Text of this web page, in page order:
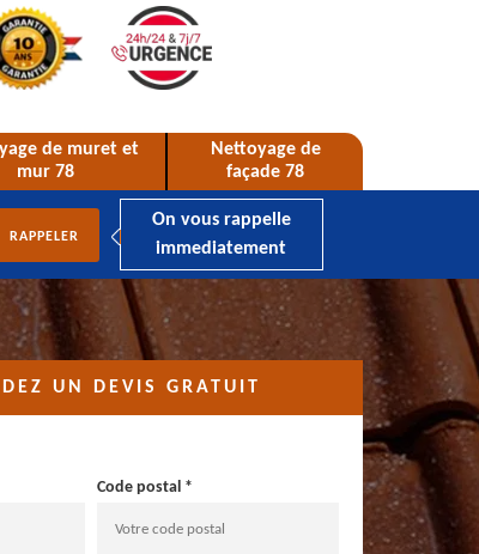
de muret et
mur 78
Nettoyage de
façade 78
On vous rappelle
immediatement
UN DEVIS GRATUIT
Code postal *